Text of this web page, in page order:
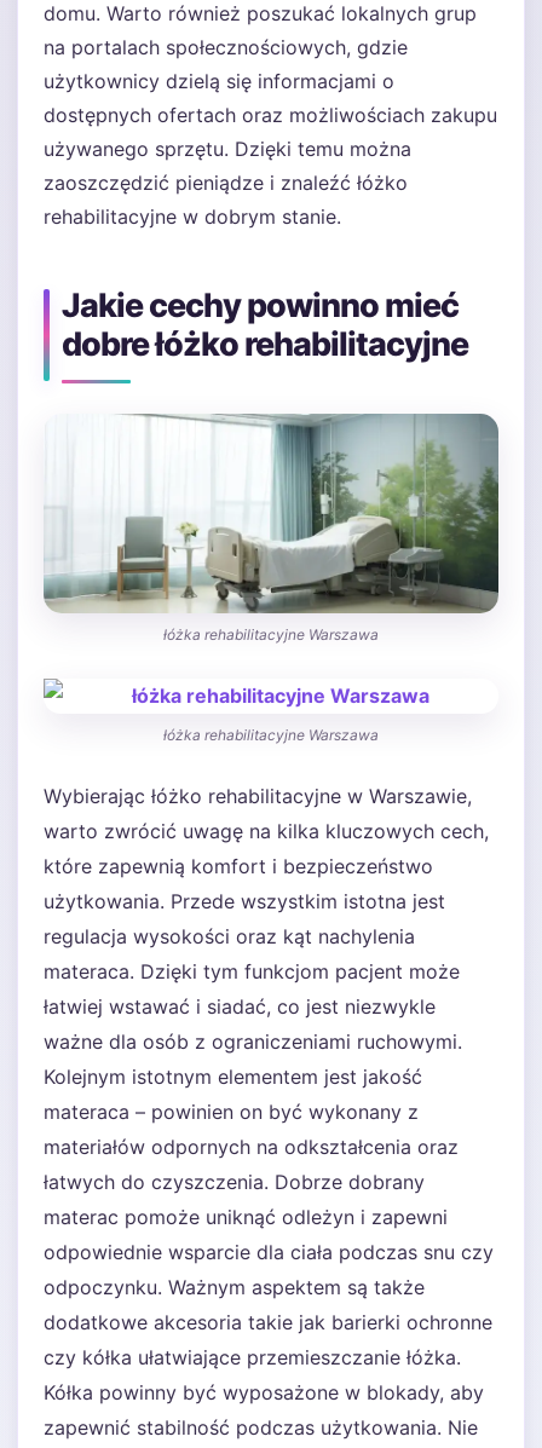
domu. Warto również poszukać lokalnych grup
na portalach społecznościowych, gdzie
użytkownicy dzielą się informacjami o
dostępnych ofertach oraz możliwościach zakupu
używanego sprzętu. Dzięki temu można
zaoszczędzić pieniądze i znaleźć łóżko
rehabilitacyjne w dobrym stanie.
Jakie cechy powinno mieć
dobre łóżko rehabilitacyjne
łóżka rehabilitacyjne Warszawa
łóżka rehabilitacyjne Warszawa
Wybierając łóżko rehabilitacyjne w Warszawie,
warto zwrócić uwagę na kilka kluczowych cech,
które zapewnią komfort i bezpieczeństwo
użytkowania. Przede wszystkim istotna jest
regulacja wysokości oraz kąt nachylenia
materaca. Dzięki tym funkcjom pacjent może
łatwiej wstawać i siadać, co jest niezwykle
ważne dla osób z ograniczeniami ruchowymi.
Kolejnym istotnym elementem jest jakość
materaca – powinien on być wykonany z
materiałów odpornych na odkształcenia oraz
łatwych do czyszczenia. Dobrze dobrany
materac pomoże uniknąć odleżyn i zapewni
odpowiednie wsparcie dla ciała podczas snu czy
odpoczynku. Ważnym aspektem są także
dodatkowe akcesoria takie jak barierki ochronne
czy kółka ułatwiające przemieszczanie łóżka.
Kółka powinny być wyposażone w blokady, aby
zapewnić stabilność podczas użytkowania. Nie